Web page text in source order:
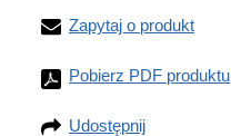
Zapytaj o produkt
Pobierz PDF produktu
Udostępnij